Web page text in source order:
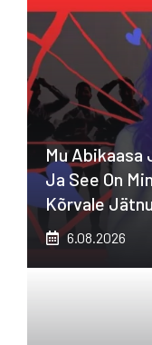
Mu Abikaasa
Ja See On
Kõrvale
6.08.2026